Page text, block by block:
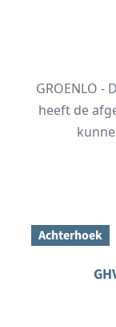
GROENLO -
heeft de
Achterhoek